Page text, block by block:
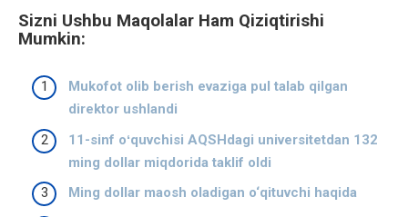
Sizni Ushbu Maqolalar Ham Qiziqtirishi
Mumkin:
Mukofot olib berish evaziga pul talab qilgan
direktor ushlandi
11-sinf oʻquvchisi AQSHdagi universitetdan 132
ming dollar miqdorida taklif oldi
Ming dollar maosh oladigan o‘qituvchi haqida